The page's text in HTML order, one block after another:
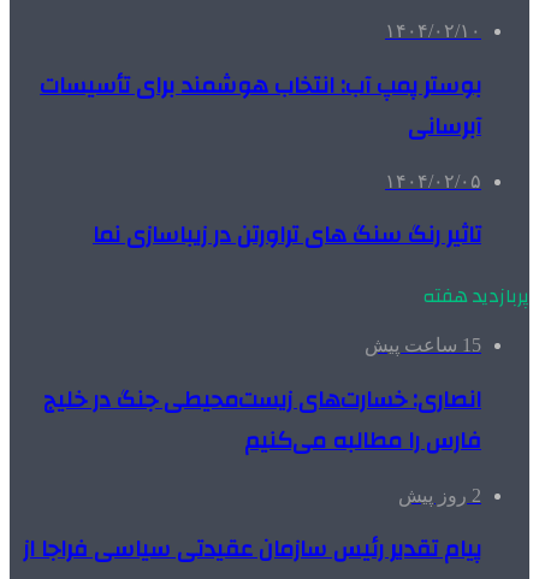
۱۴۰۴/۰۲/۱۰
بوستر پمپ آب: انتخاب هوشمند برای تأسیسات
آبرسانی
۱۴۰۴/۰۲/۰۵
تاثیر رنگ سنگ های تراورتن در زیباسازی نما
پربازدید هفته
15 ساعت پیش
انصاری: خسارت‌های زیست‌محیطی جنگ در خلیج
فارس را مطالبه‌ می‌کنیم
2 روز پیش
پیام تقدیر رئیس سازمان عقیدتی سیاسی فراجا از